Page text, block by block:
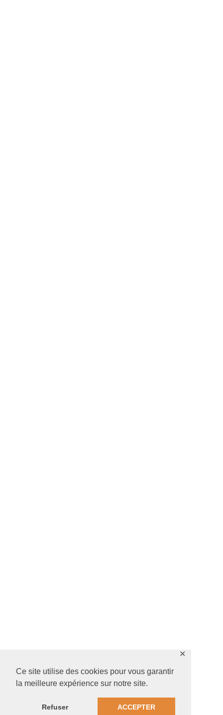
Ce site utilise des cookies pour vous garantir
la meilleure expérience sur notre site.
Refuser ACCEPTER
✕